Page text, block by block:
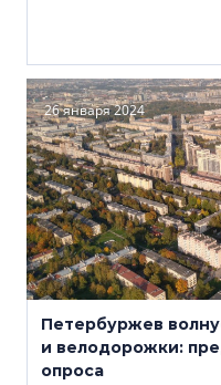
26 января 2024
Петербуржев
и велодорожки:
опроса